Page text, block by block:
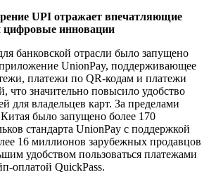
UPI отражает впечатляющие
цифровые инновации
банковской отрасли было запущено
UnionPay, поддерживающее
платежи по QR-кодам и платежи
что значительно повысило удобство
для владельцев карт. За пределами
было запущено более 170
стандарта UnionPay с поддержкой
16 миллионов зарубежных продавцов
удобством пользоваться платежами
оплатой QuickPass.